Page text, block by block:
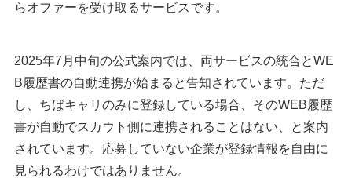
らオファーを受け取るサービスです。
2025年7月中旬の公式案内では、両サービスの統合とWE
B履歴書の自動連携が始まると告知されています。ただ
し、ちばキャリのみに登録している場合、そのWEB履歴
書が自動でスカウト側に連携されることはない、と案内
されています。応募していない企業が登録情報を自由に
見られるわけではありません。